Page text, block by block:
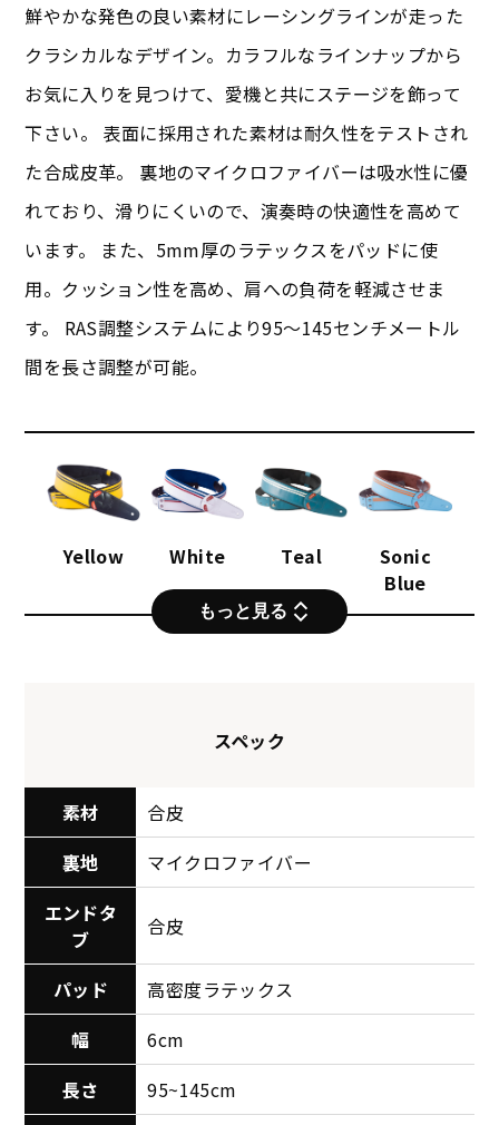
鮮やかな発色の良い素材にレーシングラインが走った
クラシカルなデザイン。カラフルなラインナップから
お気に入りを見つけて、愛機と共にステージを飾って
下さい。 表面に採用された素材は耐久性をテストされ
た合成皮革。 裏地のマイクロファイバーは吸水性に優
れており、滑りにくいので、演奏時の快適性を高めて
います。 また、5mm厚のラテックスをパッドに使
用。クッション性を高め、肩への負荷を軽減させま
す。 RAS調整システムにより95～145センチメートル
間を長さ調整が可能。
もっと見る
Yellow White Teal
Sonic
Blue
Red JPS
スペック
素材
合皮
裏地
マイクロファイバー
エンドタ
ブ
合皮
パッド
高密度ラテックス
幅
6cm
長さ
95~145cm